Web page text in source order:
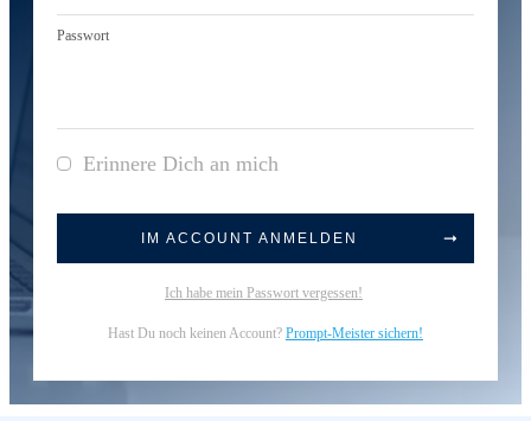
Passwort
Erinnere Dich an mich
IM ACCOUNT ANMELDEN
Ich habe mein Passwort vergessen!
Hast Du noch keinen Account? Prompt-Meister sichern!